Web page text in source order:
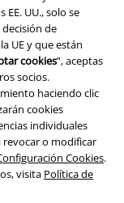
UU., solo se
de
UE y que están
cookies”, aceptas
socios.
haciendo clic
cookies
individuales
revocar o modificar
Cookies.
visita Política de